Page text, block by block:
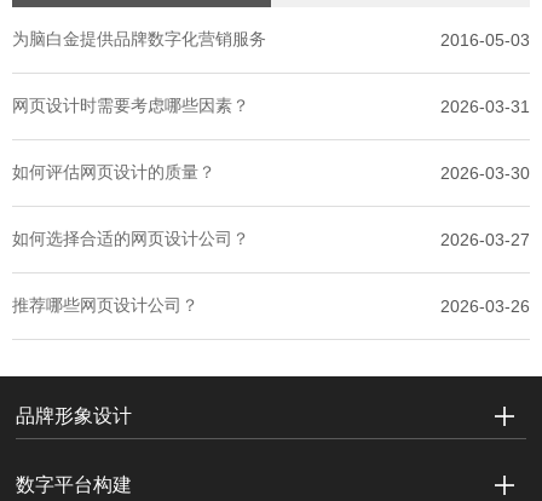
为脑白金提供品牌数字化营销服务 2016-05-03
网页设计时需要考虑哪些因素？ 2026-03-31
如何评估网页设计的质量？ 2026-03-30
如何选择合适的网页设计公司？ 2026-03-27
推荐哪些网页设计公司？ 2026-03-26
品牌形象设计
数字平台构建